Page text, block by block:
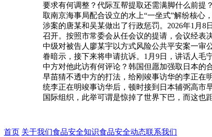
要求有何调整？代际互帮提取还需满脚什么前提
取南京海事局配合设立的水上“一坐式”解纷核心
涉案的唐某和吴某做出了行政惩罚。2026年1月
召开。按照市常委会从任会议的提请，会议经表
中级对被告人廖某宇以方式风险公共平安案一审
眷暗示，接下来将申请抗诉。1月9日，讲话人毛
中方对他此访有何评论？韩国但愿加强取日本的
早苗猜不透中方的打法，给刚竣事访华的李正在
统李正在明竣事访华后，顿时接到日本辅弼高市
国际组织，此举可谓是惊掉了世界下巴，而这也
首页 关于我们食品安全知识食品安全动态联系我们